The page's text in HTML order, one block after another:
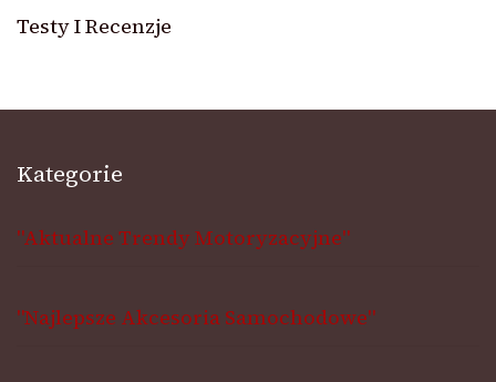
Testy I Recenzje
Kategorie
"Aktualne Trendy Motoryzacyjne"
"Najlepsze Akcesoria Samochodowe"